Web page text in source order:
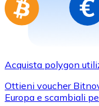
Acquista polygon
Ottieni voucher
Europa e scambiali